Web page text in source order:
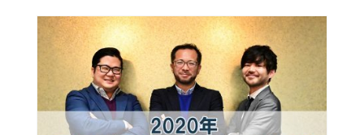
1st Partyデータ活用
Ad Generation
CXコンサルティング
DMP DSP
Fortuna GDPR
GumGum
LAP M&A Momentum
S4Ads ScaleOut
ScaleOut DSP
Category カテゴリー